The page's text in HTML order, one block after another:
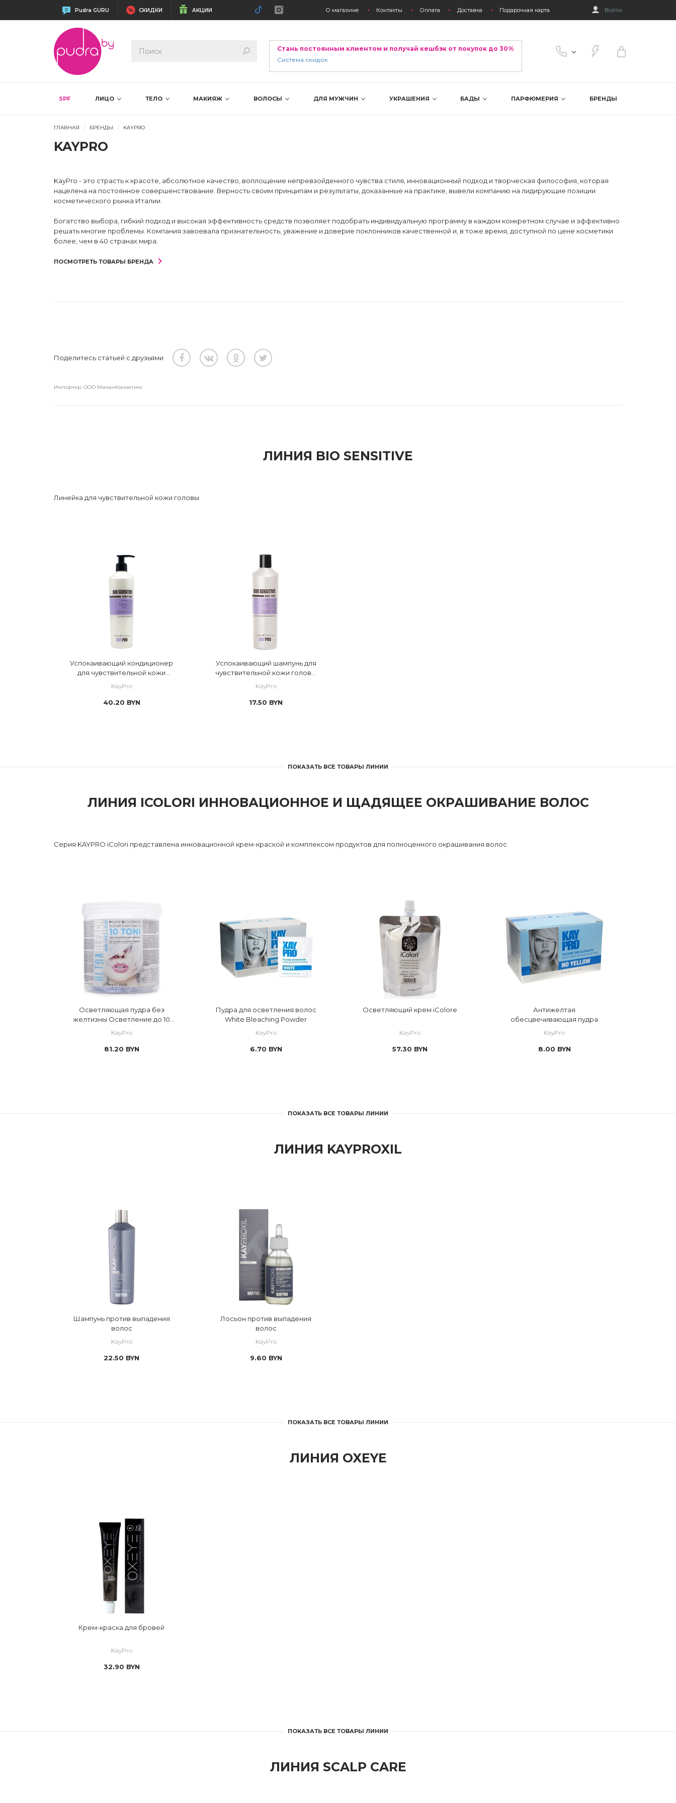
Pudra GURU СКИДКИ АКЦИИ О магазине Контакты Оплата Доставка Подарочная карта Войти
Стань постоянным клиентом и получай кешбэк от покупок до 30%
Система скидок
SPF ЛИЦО ТЕЛО МАКИЯЖ ВОЛОСЫ ДЛЯ МУЖЧИН УКРАШЕНИЯ БАДЫ ПАРФЮМЕРИЯ БРЕНДЫ
ГЛАВНАЯ БРЕНДЫ KAYPRO
KAYPRO
KayPro - это страсть к красоте, абсолютное качество, воплощение непревзойденного чувства стиля, инновационный подход и творческая философия, которая
нацелена на постоянное совершенствование. Верность своим принципам и результаты, доказанные на практике, вывели компанию на лидирующие позиции
косметического рынка Италии.
Богатство выбора, гибкий подход и высокая эффективность средств позволяет подобрать индивидуальную программу в каждом конкретном случае и эффективно
решать многие проблемы. Компания завоевала признательность, уважение и доверие поклонников качественной и, в тоже время, доступной по цене косметики
более, чем в 40 странах мира.
ПОСМОТРЕТЬ ТОВАРЫ БРЕНДА
Поделитесь статьей с друзьями
Импортер: ООО МиланКосметикс
ЛИНИЯ BIO SENSITIVE
Линейка для чувствительной кожи головы
Успокаивающий кондиционер
для чувствительной кожи
KayPro
40.20 BYN
Успокаивающий шампунь для
чувствительной кожи головы
KayPro
17.50 BYN
ПОКАЗАТЬ ВСЕ ТОВАРЫ ЛИНИИ
ЛИНИЯ ICOLORI ИННОВАЦИОННОЕ И ЩАДЯЩЕЕ ОКРАШИВАНИЕ ВОЛОС
Серия KAYPRO iColori представлена инновационной крем-краской и комплексом продуктов для полноценного окрашивания волос.
Осветляющая пудра без
желтизны Осветление до 10
KayPro
81.20 BYN
Пудра для осветления волос
White Bleaching Powder
KayPro
6.70 BYN
Осветляющий крем iColore
KayPro
57.30 BYN
Антижелтая
обесцвечивающая пудра
KayPro
8.00 BYN
ПОКАЗАТЬ ВСЕ ТОВАРЫ ЛИНИИ
ЛИНИЯ KAYPROXIL
Шампунь против выпадения
волос
KayPro
22.50 BYN
Лосьон против выпадения
волос
KayPro
9.60 BYN
ПОКАЗАТЬ ВСЕ ТОВАРЫ ЛИНИИ
ЛИНИЯ OXEYE
Крем-краска для бровей
KayPro
32.90 BYN
ПОКАЗАТЬ ВСЕ ТОВАРЫ ЛИНИИ
ЛИНИЯ SCALP CARE